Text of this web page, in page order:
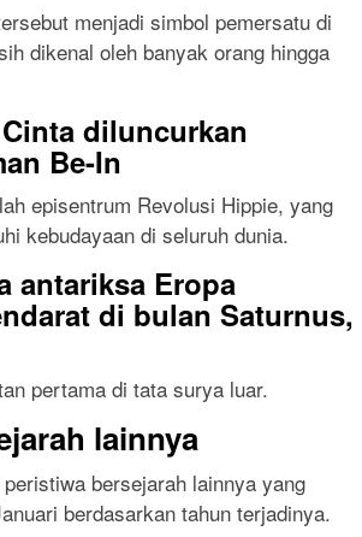
menjadi simbol pemersatu di
dikenal oleh banyak orang hingga
diluncurkan
Be-In
episentrum Revolusi Hippie, yang
kebudayaan di seluruh dunia.
antariksa Eropa
di bulan Saturnus,
pertama di tata surya luar.
lainnya
bersejarah lainnya yang
berdasarkan tahun terjadinya.